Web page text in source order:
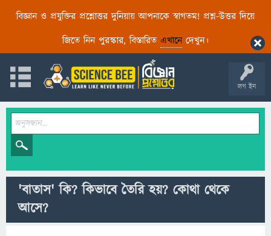
বিজ্ঞান ও প্রযুক্তির প্রশ্নোত্তর দুনিয়ায় আপনাকে স্বাগতম! প্রশ্ন-উত্তর দিয়ে
জিতে নিন পুরস্কার, বিস্তারিত এখানেদেখুন।
লগ ইন
'বাতাস' কি? কিভাবে তৈরি হয়? কোথা থেকে
আসে?